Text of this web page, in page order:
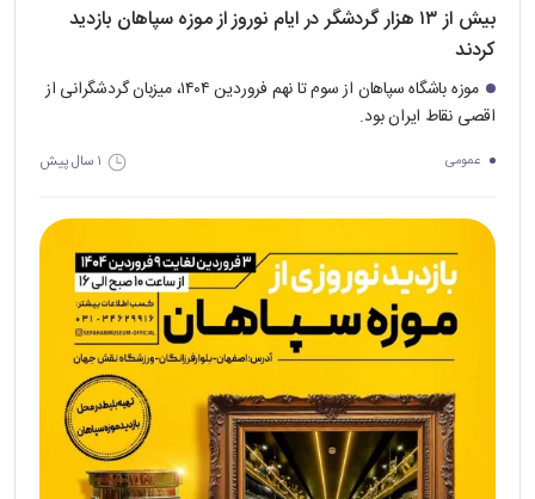
بیش از ۱۳ هزار گردشگر در ایام نوروز از موزه سپاهان بازدید
کردند
موزه باشگاه سپاهان از سوم تا نهم فروردین ۱۴۰۴، میزبان گردشگرانی از
اقصی نقاط ایران بود.
عمومی ۱ سال پیش